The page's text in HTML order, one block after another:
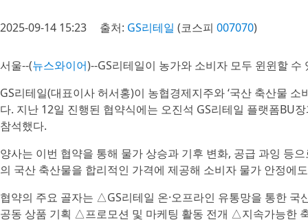
2025-09-14 15:23 출처: GS리테일 (코스피 007070)
서울--(뉴스와이어)--GS리테일이 농가와 소비자 모두 윈윈할 수
GS리테일(대표이사 허서홍)이 농협경제지주와 ‘국산 축산물
다. 지난 12일 진행된 협약식에는 오진석 GS리테일 플랫폼BU
참석했다.
양사는 이번 협약을 통해 물가 상승과 기후 변화, 공급 과잉 등
의 국산 축산물을 합리적인 가격에 제공해 소비자 물가 안정에
협약의 주요 골자는 △GS리테일 온·오프라인 유통망을 통한
공동 상품 기획 △프로모션 및 마케팅 활동 전개 △지속가능한